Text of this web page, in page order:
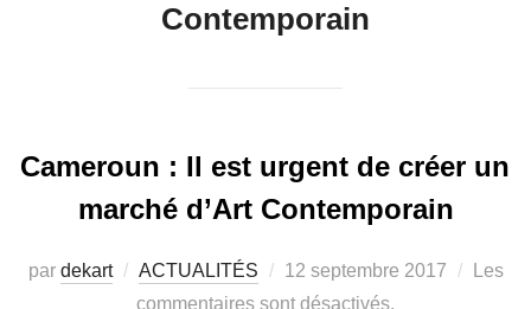
Contemporain
Cameroun : Il est urgent de créer un
marché d’Art Contemporain
par dekart ACTUALITÉS 12 septembre 2017
Les
commentaires sont désactivés.